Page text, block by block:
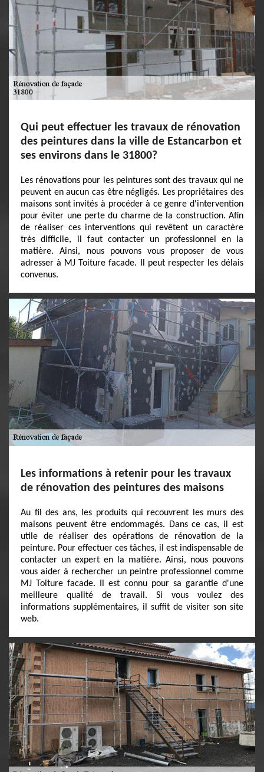
Qui peut effectuer les travaux de rénovation
des peintures dans la ville de Estancarbon et
ses environs dans le 31800?
Les rénovations pour les peintures sont des travaux qui ne
peuvent en aucun cas être négligés. Les propriétaires des
maisons sont invités à procéder à ce genre d'intervention
pour éviter une perte du charme de la construction. Afin
de réaliser ces interventions qui revêtent un caractère
très difficile, il faut contacter un professionnel en la
matière. Ainsi, nous pouvons vous proposer de vous
adresser à MJ Toiture facade. Il peut respecter les délais
convenus.
Les informations à retenir pour les travaux
de rénovation des peintures des maisons
Au fil des ans, les produits qui recouvrent les murs des
maisons peuvent être endommagés. Dans ce cas, il est
utile de réaliser des opérations de rénovation de la
peinture. Pour effectuer ces tâches, il est indispensable de
contacter un expert en la matière. Ainsi, nous pouvons
vous aider à rechercher un peintre professionnel comme
MJ Toiture facade. Il est connu pour sa garantie d'une
meilleure qualité de travail. Si vous voulez des
informations supplémentaires, il suffit de visiter son site
web.